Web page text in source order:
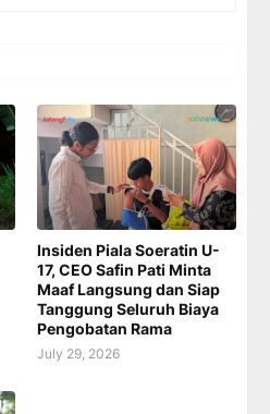
Insiden Piala Soeratin U-
17, CEO Safin Pati Minta
Maaf Langsung dan Siap
Tanggung Seluruh Biaya
Pengobatan Rama
July 29, 2026